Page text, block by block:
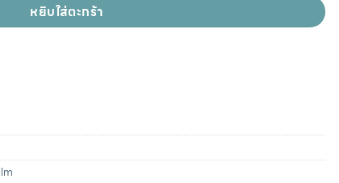
หยิบใส่ตะกร้า